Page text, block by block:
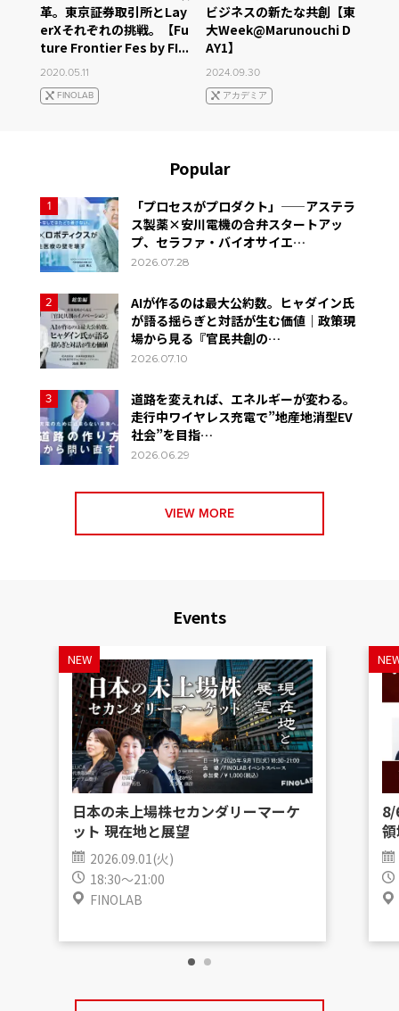
革。東京証券取引所とLay
erXそれぞれの挑戦。【Fu
ture Frontier Fes by FI...
2020.05.11
FINOLAB
ビジネスの新たな共創【東
大Week@Marunouchi D
AY1】
2024.09.30
アカデミア
Popular
1
「プロセスがプロダクト」——アステラ
ス製薬×安川電機の合弁スタートアッ
プ、セラファ・バイオサイエ…
2026.07.28
2
AIが作るのは最大公約数。ヒャダイン氏
が語る揺らぎと対話が生む価値｜政策現
場から見る『官民共創の…
2026.07.10
3
道路を変えれば、エネルギーが変わる。
走行中ワイヤレス充電で”地産地消型EV
社会”を目指…
2026.06.29
VIEW MORE
Events
NEW
日本の未上場株セカンダリーマーケ
ット 現在地と展望
2026.09.01(火)
18:30～21:00
FINOLAB
8/